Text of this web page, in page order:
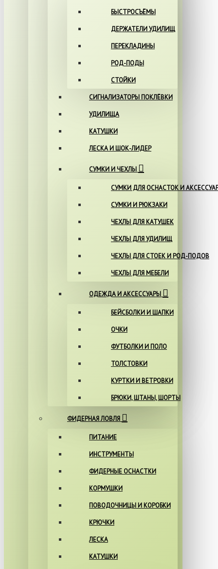
БЫСТРОСЪЁМЫ
ДЕРЖАТЕЛИ УДИЛИЩ
ПЕРЕКЛАДИНЫ
РОД-ПОДЫ
СТОЙКИ
СИГНАЛИЗАТОРЫ ПОКЛЁВКИ
УДИЛИЩА
КАТУШКИ
ЛЕСКА И ШОК-ЛИДЕР
СУМКИ И ЧЕХЛЫ
СУМКИ ДЛЯ ОСНАСТОК И
СУМКИ И РЮКЗАКИ
ЧЕХЛЫ ДЛЯ КАТУШЕК
ЧЕХЛЫ ДЛЯ УДИЛИЩ
ЧЕХЛЫ ДЛЯ СТОЕК И РОД-ПОДОВ
ЧЕХЛЫ ДЛЯ МЕБЕЛИ
ОДЕЖДА И АКСЕССУАРЫ
БЕЙСБОЛКИ И ШАПКИ
ОЧКИ
ФУТБОЛКИ И ПОЛО
ТОЛСТОВКИ
КУРТКИ И ВЕТРОВКИ
БРЮКИ, ШТАНЫ, ШОРТЫ
ФИДЕРНАЯ ЛОВЛЯ
ПИТАНИЕ
ИНСТРУМЕНТЫ
ФИДЕРНЫЕ ОСНАСТКИ
КОРМУШКИ
ПОВОДОЧНИЦЫ И КОРОБКИ
КРЮЧКИ
ЛЕСКА
КАТУШКИ